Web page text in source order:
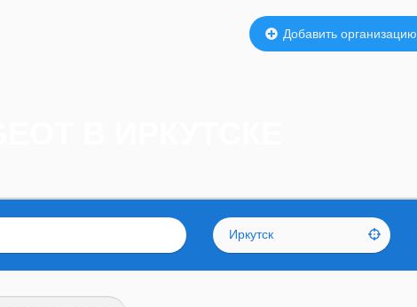
Добавить организацию
Иркутск